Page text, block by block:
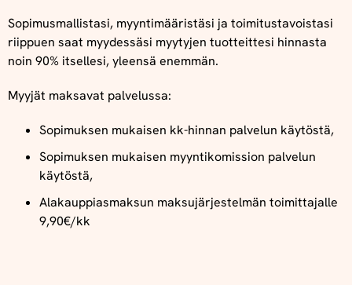
Sopimusmallistasi, myyntimääristäsi ja toimitustavoistasi
riippuen saat myydessäsi myytyjen tuotteittesi hinnasta
noin 90% itsellesi, yleensä enemmän.
Myyjät maksavat palvelussa:
Sopimuksen mukaisen kk-hinnan palvelun käytöstä,
Sopimuksen mukaisen myyntikomission palvelun
käytöstä,
Alakauppiasmaksun maksujärjestelmän toimittajalle
9,90€/kk